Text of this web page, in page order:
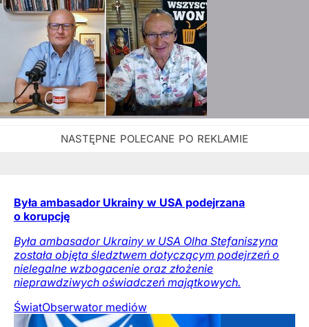
Była ambasador Ukrainy w USA podejrzana
o korupcję
Była ambasador Ukrainy w USA Olha Stefaniszyna
została objęta śledztwem dotyczącym podejrzeń o
nielegalne wzbogacenie oraz złożenie
nieprawdziwych oświadczeń majątkowych.
ŚwiatObserwator mediów